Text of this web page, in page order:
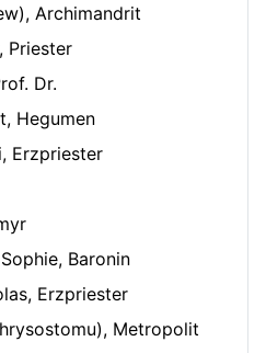
Archimandrit
Priester
Dr.
Hegumen
Erzpriester
Baronin
Erzpriester
Metropolit